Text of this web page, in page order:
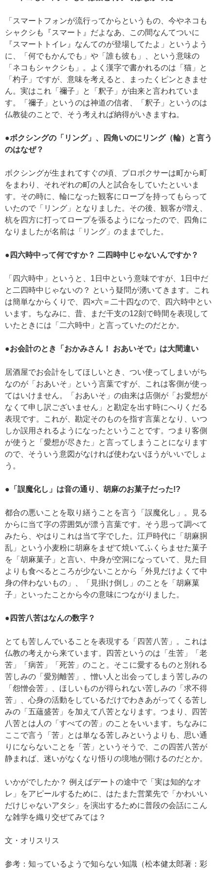
「スマートフォンが流行ってからというもの、今やネコも
シャクシも『スマート』だよなあ、この間なんてついに
『スマートトイレ』なんてのが登場してたよ」というよう
に、「何でもかんでも」や「誰も彼も」、という意味の
「ネコもシャクシも」。よく漢字で書かれるのは「猫」と
「杓子」ですが、意味を考えると、まったくピンときませ
ん。実はこれ「禰子」と「釈子」が由来と言われていま
す。「禰子」というのは神道の信者、「釈子」というのは
仏教徒のことで、そう考えれば納得がいきますね。
●ボクシングの「リング」、四角いのにリング（輪）と言う
のはなぜ？
ボクシングが生まれてすぐの頃、プロボクサーは町から町
をまわり、それぞれの町の人と試合をしていたといいま
す。その時に、輪になった観客にロープを持ってもらって
いたので「リング」となりました。その後、観客が増え、
杭を四方に打ってロープを張るようになったので、四角に
なりましたが名前は「リング」のままでした。
●四六時中って何ですか？ 二四時中じゃないんですか？
「四六時中」というと、1日中という意味ですが、1日中だ
と二四時中じゃないの？ という疑問が湧いてきます。これ
は簡単なからくりで、四×六＝二十四なので、四六時中とい
います。ちなみに、昔、まだ干支の12刻で時間を表現して
いたときには「二六時中」と言っていたのだとか。
●お会計のとき「おかみさん！ おあいそで」は大間違い
居酒屋でお会計をしてほしいとき、つい使ってしまいがち
なのが「おあいそ」という言葉ですが、これは客側が使っ
てはいけません。「おあいそ」の由来は店側が「お愛想が
なくて申し訳ございません」と勘定を出す時にへりくだる
表現です。これが、勘定そのものを指す言葉となり、いつ
しか誤用されるようになったということです。つまり客側
が使うと「愛想が尽きた」と言ってしまうことになります
ので、そういう意図がなければ使わないほうがいいでしょ
う。
●「誤魔化し」は音の通り、胡麻のお菓子だった!?
都合の悪いことを取り繕うことを言う「誤魔化し」。見る
からに当て字の雰囲気が漂う言葉です。そう思って調べて
みたら、やはりこれは当て字でした。江戸時代に「胡麻胴
乱」という小麦粉に胡麻をまぜて焼いてふくらませた菓子
を「胡麻菓子」と言い、中身が空洞になっていて、見た目
よりも食べるところが少ないことから「外見だけよくて中
身の伴わないもの」、「見掛け倒し」のことを「胡麻菓
子」といったことから今の意味につながりました。
●四苦八苦はなんの数字？
とても苦しんでいることを表現する「四苦八苦」。これは
仏教の考えから来ています。四苦というのは「生苦」「老
苦」「病苦」「死苦」のこと。そこに愛するものと別れる
苦しみの「愛別離苦」、憎い人と出会ってしまう苦しみの
「怨憎会苦」、ほしいものが得られない苦しみの「求不得
苦」、心身の活動をしているだけでわきあがってくる苦し
みの「五蘊盛苦」を加えて八苦となります。つまり、四苦
八苦とは人の「すべての苦」のことをいいます。ちなみに
ここで言う「苦」とは単なる苦しみというよりも、思い通
りにならないことを「苦」というそうで、この四苦八苦が
静まれば、迷いがなくなり悟りの境地が開けるのだとか。
いかがでしたか？ 例えばデートの途中で「実は知的なオ
レ」をアピールするために、はたまた営業先で「かわいい
だけじゃないアタシ」を演出するために普段の会話にこん
な雑学を織り交ぜてみては？
文・オリスリス
参考：知っているようで知らない知識（松本健太郎著：彩